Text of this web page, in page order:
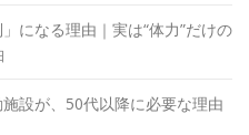
になる理由｜実は“体力”だけの
設が、50代以降に必要な理由